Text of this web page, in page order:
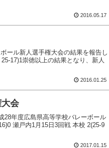
2016.05.17
ール新人選手権大会の結果を報告し
17)1崇徳以上の結果となり、新人
2016.01.25
会
28年度広島県高等学校バレーボール
瀬戸内1月15日3回戦 本校 2(25-9
2017.01.15